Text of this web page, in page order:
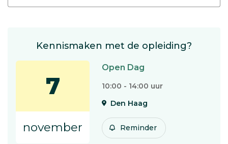
Kennismaken met de opleiding?
7
november
Open Dag
10:00 - 14:00 uur
Den Haag
Reminder